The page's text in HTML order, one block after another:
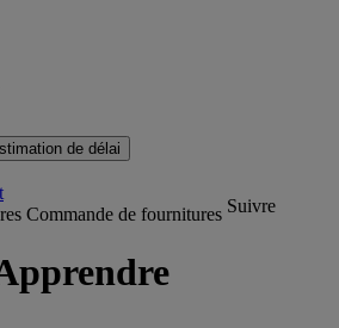
de délai
Commande de fournitures Suivre